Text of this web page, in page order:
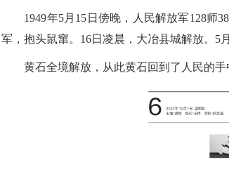
1949年5月15日傍晚，人民解放军128师
军，抱头鼠窜。16日凌晨，大冶县城解放。5
黄石全境解放，从此黄石回到了人民的手